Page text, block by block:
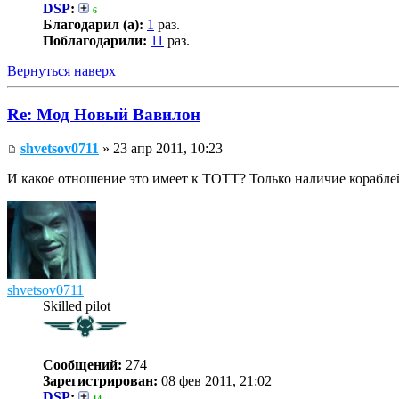
DSP: 6
Благодарил (а): 1 раз.
Поблагодарили: 11 раз.
Вернуться наверх
Re: Мод Новый Вавилон
shvetsov0711 » 23 апр 2011, 10:23
И какое отношение это имеет к ТОТТ? Только наличие
shvetsov0711
Skilled pilot
Сообщений: 274
Зарегистрирован: 08 фев 2011, 21:02